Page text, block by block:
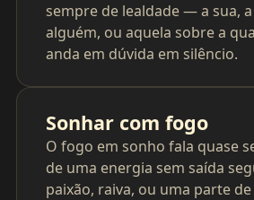
sempre de lealdade — a sua,
alguém, ou aquela sobre a
anda em dúvida em silêncio.
Sonhar com fogo
O fogo em sonho fala quase
de uma energia sem saída
paixão, raiva, ou uma parte